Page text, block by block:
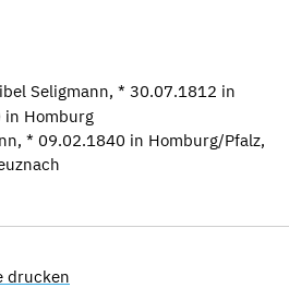
Seligmann, * 30.07.1812 in
in Homburg
* 09.02.1840 in Homburg/Pfalz,
drucken